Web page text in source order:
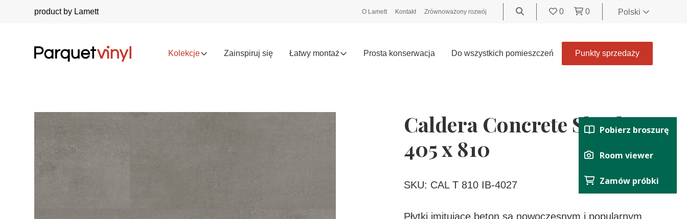
product by Lamett O Lamett Kontakt Zrównoważony rozwój 0 0
Polski
United
Kingdom
Nederland
Français
Italiano
Svenska
Suomi
Kolekcje Zainspiruj się Łatwy montaż Prosta konserwacja Do wszystkich pomieszczeń Punkty sprzedaży
Caldera Concrete Shark
405 x 810
SKU: CAL T 810 IB-4027
Płytki imitujące beton są nowoczesnym i popularnym
Pobierz broszurę
Room viewer
Zamów próbki